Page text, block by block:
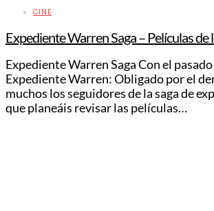
CINE
Expediente Warren Saga – Películas
Expediente Warren Saga Con el
Expediente Warren: Obligado por el
muchos los seguidores de la saga de
que planeáis revisar las películas…